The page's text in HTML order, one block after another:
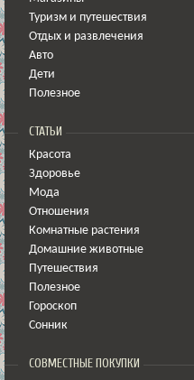
Туризм и путешествия
Отдых и развлечения
Авто
Дети
Полезное
СТАТЬИ
Красота
Здоровье
Мода
Отношения
Комнатные растения
Домашние животные
Путешествия
Полезное
Гороскоп
Сонник
СОВМЕСТНЫЕ ПОКУПКИ